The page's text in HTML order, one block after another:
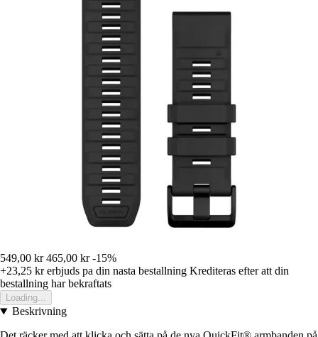
549,00 kr 465,00 kr -15%
+23,25 krerbjuds pa din nasta bestallning Krediteras efter att din
bestallning har bekraftats
Loading...
Beskrivning